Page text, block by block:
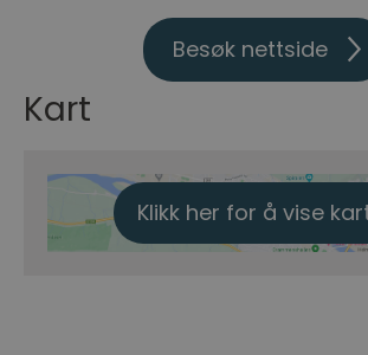
Besøk nettside
Kart
Klikk her for å vise